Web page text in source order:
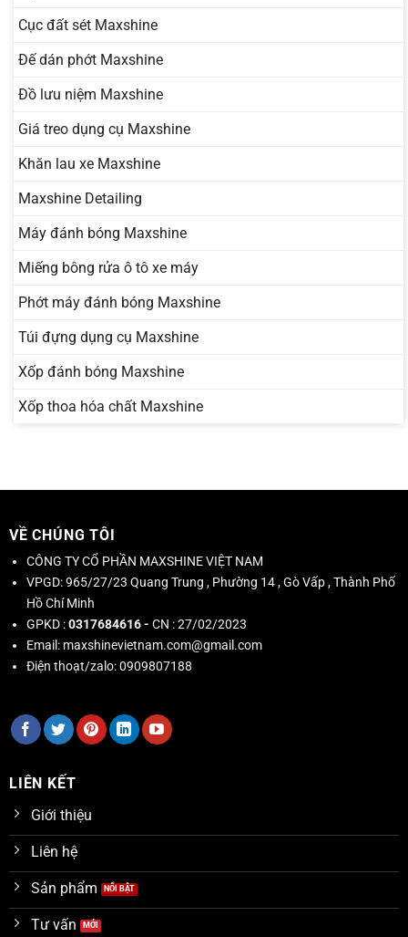
Cục đất sét Maxshine
Đế dán phớt Maxshine
Đồ lưu niệm Maxshine
Giá treo dụng cụ Maxshine
Khăn lau xe Maxshine
Maxshine Detailing
Máy đánh bóng Maxshine
Miếng bông rửa ô tô xe máy
Phớt máy đánh bóng Maxshine
Túi đựng dụng cụ Maxshine
Xốp đánh bóng Maxshine
Xốp thoa hóa chất Maxshine
VỀ CHÚNG TÔI
CÔNG TY CỔ PHẦN MAXSHINE VIỆT NAM
VPGD:965/27/23 Quang Trung , Phường 14 , Gò Vấp , Thành Phố
Hồ Chí Minh
GPKD :0317684616 - CN : 27/02/2023
Email: maxshinevietnam.com@gmail.com
Điện thoạt/zalo:0909807188
LIÊN KẾT
Giới thiệu
Liên hệ
Sản phẩm
Tư vấn